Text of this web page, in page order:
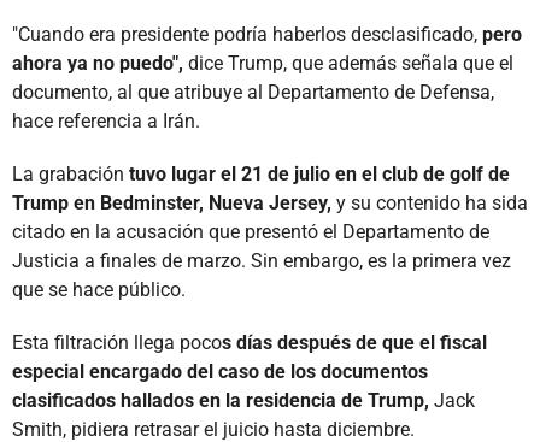
"Cuando era presidente podría haberlos desclasificado, pero
ahora ya no puedo", dice Trump, que además señala que el
documento, al que atribuye al Departamento de Defensa,
hace referencia a Irán.
La grabación tuvo lugar el 21 de julio en el club de golf de
Trump en Bedminster, Nueva Jersey, y su contenido ha sida
citado en la acusación que presentó el Departamento de
Justicia a finales de marzo. Sin embargo, es la primera vez
que se hace público.
Esta filtración llega pocos días después de que el fiscal
especial encargado del caso de los documentos
clasificados hallados en la residencia de Trump, Jack
Smith, pidiera retrasar el juicio hasta diciembre.